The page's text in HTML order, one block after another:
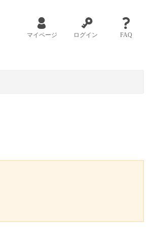
マイページ ログイン FAQ